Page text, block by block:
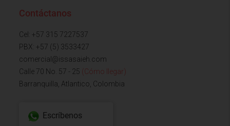
Contáctanos
Cel: +57 315 7227537
PBX: +57 (5) 3533427
comercial@issasaieh.com
Calle 70 No. 57 - 25 (Cómo llegar)
Barranquilla, Atlantico, Colombia
Escríbenos